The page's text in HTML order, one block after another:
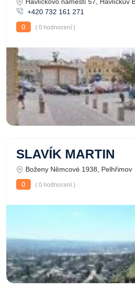
+420 732 161 271
0
( 0 hodnocení )
SLAVÍK MARTIN
Boženy Němcové 1938, Pelhřimov
0
( 0 hodnocení )